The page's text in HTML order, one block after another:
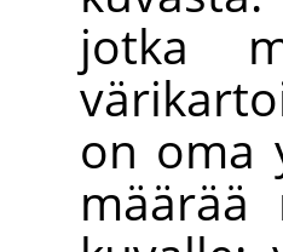
jotka
on oma
määrää